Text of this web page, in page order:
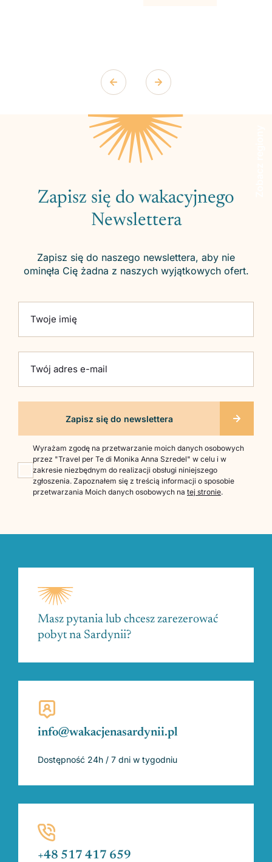
Zapisz się do wakacyjnego
Newslettera
Zapisz się do naszego newslettera, aby nie
ominęła Cię żadna z naszych wyjątkowych ofert.
Twoje imię
Twój adres e-mail
Wyrażam zgodę na przetwarzanie moich danych osobowych
przez "Travel per Te di Monika Anna Szredel" w celu i w
zakresie niezbędnym do realizacji obsługi niniejszego
zgłoszenia. Zapoznałem się z treścią informacji o sposobie
przetwarzania Moich danych osobowych na tej stronie.
Masz pytania lub chcesz zarezerować
pobyt na Sardynii?
info@wakacjenasardynii.pl
Dostępność 24h / 7 dni w tygodniu
+48 517 417 659